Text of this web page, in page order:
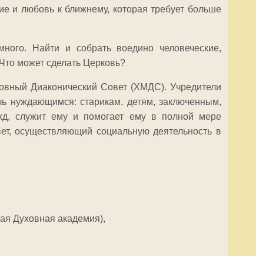
и любовь к ближнему, которая требует больше
Найти и собрать воедино человеческие,
может сделать Церковь?
Диаконический Совет (ХМДС). Учредители
нуждающимся: старикам, детям, заключенным,
служит ему и помогает ему в полной мере
осуществляющий социальную деятельность в
Духовная академия),